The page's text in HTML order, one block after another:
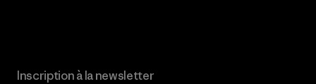
Inscription à la newsletter